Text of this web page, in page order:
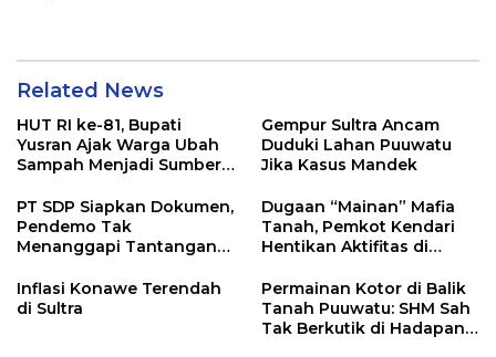
Related News
HUT RI ke-81, Bupati
Yusran Ajak Warga Ubah
Sampah Menjadi Sumber
Gempur Sultra Ancam
Duduki Lahan Puuwatu
Jika Kasus Mandek
PT SDP Siapkan Dokumen,
Pendemo Tak
Menanggapi Tantangan
Dugaan “Mainan” Mafia
Tanah, Pemkot Kendari
Hentikan Aktifitas di
Inflasi Konawe Terendah
di Sultra
Permainan Kotor di Balik
Tanah Puuwatu: SHM Sah
Tak Berkutik di Hadapan